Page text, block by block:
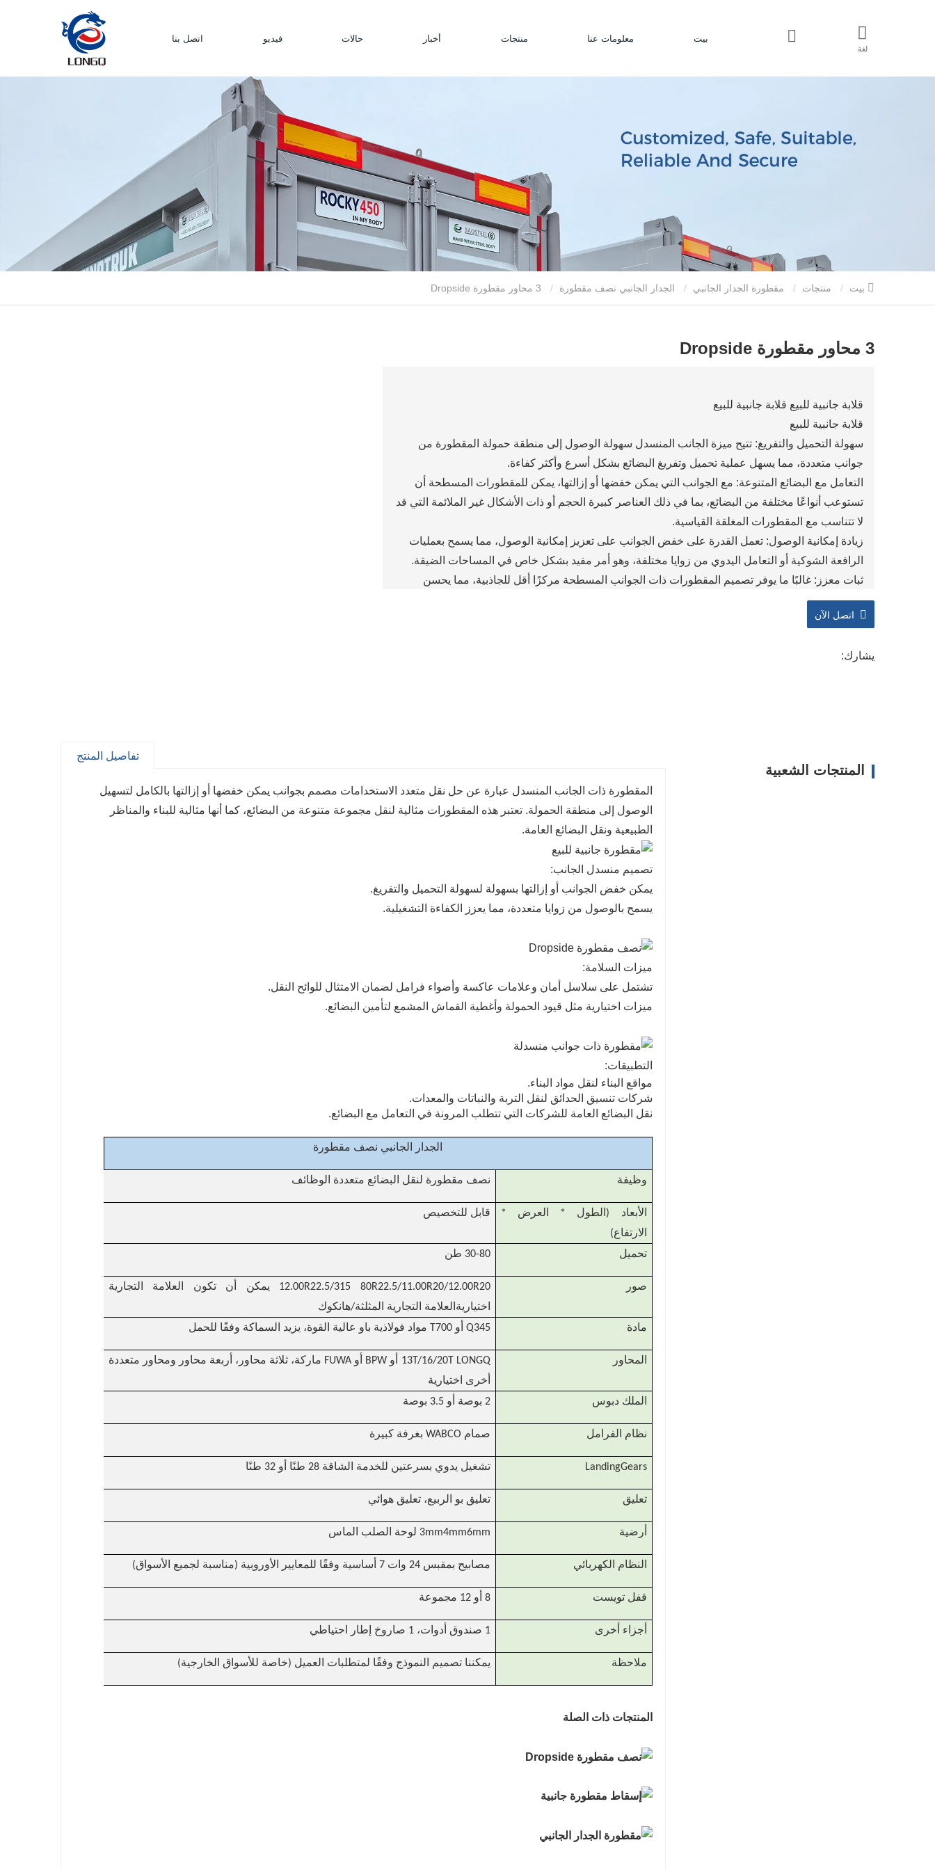
بيت معلومات عنا منتجات أخبار حالات فيديو اتصل بنا
لغة
منتجات مقطورة الجدار الجانبي الجدار الجانبي نصف مقطورة
3 محاور مقطورة Dropside
قلابة جانبية للبيع قلابة جانبية للبيع
قلابة جانبية للبيع
سهولة التحميل والتفريغ: تتيح ميزة الجانب المنسدل سهولة الوصول إلى منطقة حمولة المقطورة من
جوانب متعددة، مما يسهل عملية تحميل وتفريغ البضائع بشكل أسرع وأكثر كفاءة.
التعامل مع البضائع المتنوعة: مع الجوانب التي يمكن خفضها أو إزالتها، يمكن للمقطورات المسطحة أن
تستوعب أنواعًا مختلفة من البضائع، بما في ذلك العناصر كبيرة الحجم أو ذات الأشكال غير الملائمة التي قد
لا تتناسب مع المقطورات المغلقة القياسية.
زيادة إمكانية الوصول: تعمل القدرة على خفض الجوانب على تعزيز إمكانية الوصول، مما يسمح بعمليات
الرافعة الشوكية أو التعامل اليدوي من زوايا مختلفة، وهو أمر مفيد بشكل خاص في المساحات الضيقة.
ثبات معزز: غالبًا ما يوفر تصميم المقطورات ذات الجوانب المسطحة مركزًا أقل للجاذبية، مما يحسن
الثبات أثناء النقل، خاصة عند التحميل.
تكوينات قابلة للتخصيص: يمكن تجهيز المقطورات المسطحة بالعديد من الملحقات والتعديلات، مثل
فعالة من حيث التكلفة: غالبًا ما تكون هذه المقطورات أكثر اقتصادًا من المقطورات المغلقة بالكامل، مما
اتصل الآن
يشارك:
تفاصيل المنتج
المقطورة ذات الجانب المنسدل عبارة عن حل نقل متعدد الاستخدامات مصمم بجوانب يمكن خفضها أو إزالتها بالكامل لتسهيل
الوصول إلى منطقة الحمولة. تعتبر هذه المقطورات مثالية لنقل مجموعة متنوعة من البضائع، كما أنها مثالية للبناء والمناظر
الطبيعية ونقل البضائع العامة.
تصميم منسدل الجانب:
يمكن خفض الجوانب أو إزالتها بسهولة لسهولة التحميل والتفريغ.
يسمح بالوصول من زوايا متعددة، مما يعزز الكفاءة التشغيلية.
ميزات السلامة:
تشتمل على سلاسل أمان وعلامات عاكسة وأضواء فرامل لضمان الامتثال للوائح النقل.
ميزات اختيارية مثل قيود الحمولة وأغطية القماش المشمع لتأمين البضائع.
التطبيقات:
مواقع البناء لنقل مواد البناء.
شركات تنسيق الحدائق لنقل التربة والنباتات والمعدات.
نقل البضائع العامة للشركات التي تتطلب المرونة في التعامل مع البضائع.
الجدار الجانبي نصف مقطورة
وظيفة نصف مقطورة لنقل البضائع متعددة الوظائف
الأبعاد (الطول * العرض *
الارتفاع)
قابل للتخصيص
تحميل 30-80 طن
صور
12.00R22.5/315 80R22.5/11.00R20/12.00R20 يمكن أن تكون العلامة التجارية
اختياريةالعلامة التجارية المثلثة/هانكوك
مادة
Q345 أو T700 مواد فولاذية باو عالية القوة، يزيد السماكة وفقًا للحمل
المحاور
13T/16/20T LONGQ أو BPW أو FUWA ماركة، ثلاثة محاور، أربعة محاور ومحاور متعددة
أخرى اختيارية
الملك دبوس
2 بوصة أو 3.5 بوصة
نظام الفرامل صمام WABCO بغرفة كبيرة
LandingGears تشغيل يدوي بسرعتين للخدمة الشاقة 28 طنًا أو 32 طنًا
تعليق تعليق بو الربيع، تعليق هوائي
أرضية 3mm4mm6mm لوحة الصلب الماس
النظام الكهربائي مصابيح بمقبس 24 وات 7 أساسية وفقًا للمعايير الأوروبية (مناسبة لجميع الأسواق)
قفل تويست 8 أو 12 مجموعة
أجزاء أخرى 1 صندوق أدوات، 1 صاروخ إطار احتياطي
ملاحظة يمكننا تصميم النموذج وفقًا لمتطلبات العميل (خاصة للأسواق الخارجية)
المنتجات ذات الصلة
المنتجات الشعبية